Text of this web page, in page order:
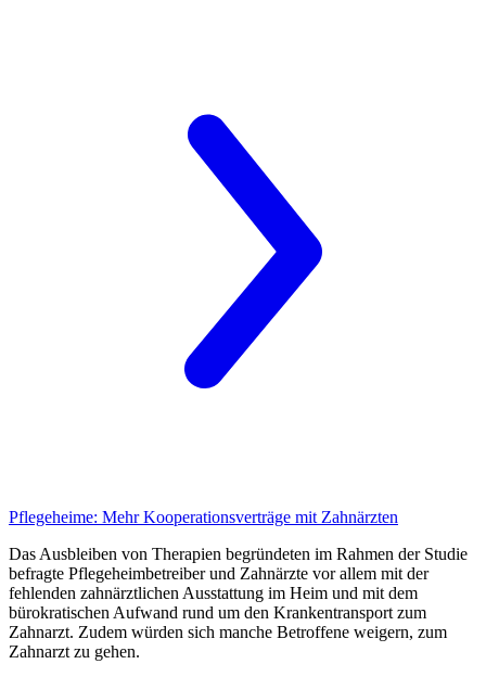
Pflegeheime: Mehr Kooperationsverträge mit Zahnärzten
Das Ausbleiben von Therapien begründeten im Rahmen der Studie
befragte Pflegeheimbetreiber und Zahnärzte vor allem mit der
fehlenden zahnärztlichen Ausstattung im Heim und mit dem
bürokratischen Aufwand rund um den Krankentransport zum
Zahnarzt. Zudem würden sich manche Betroffene weigern, zum
Zahnarzt zu gehen.